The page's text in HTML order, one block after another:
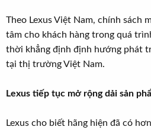
Theo Lexus Việt Nam, chính sách
tâm cho khách hàng trong quá
thời khẳng định định hướng phát
tại thị trường Việt Nam.
Lexus tiếp tục mở rộng dải sản
Lexus cho biết hãng hiện đã có